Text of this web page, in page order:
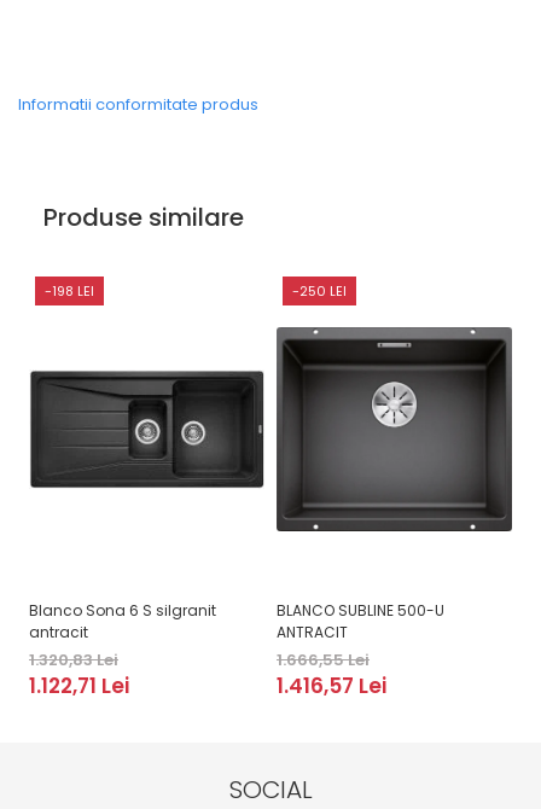
Informatii conformitate produs
Produse similare
-198 LEI
Blanco Sona 6 S silgranit
antracit
1.320,83 Lei
1.122,71 Lei
-250 LEI
BLANCO SUBLINE 500-U
ANTRACIT
1.666,55 Lei
1.416,57 Lei
SOCIAL